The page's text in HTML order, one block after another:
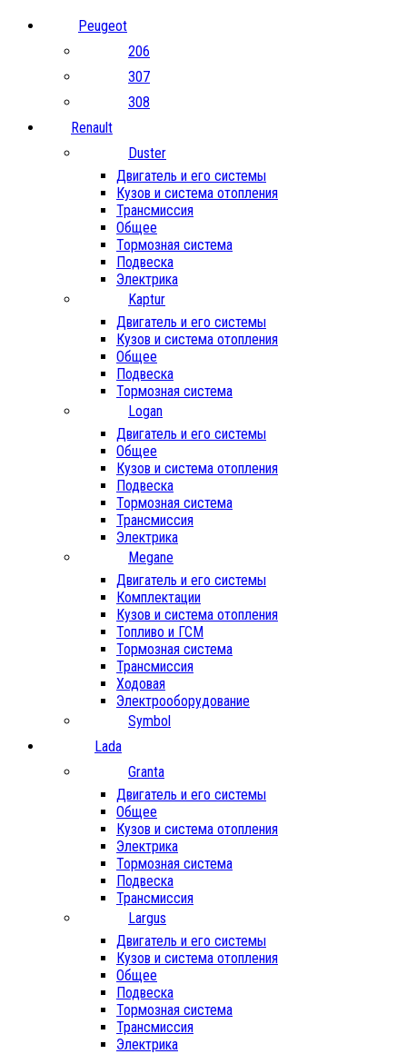
Peugeot
206
307
308
Renault
Duster
Двигатель и его системы
Кузов и система отопления
Трансмиссия
Общее
Тормозная система
Подвеска
Электрика
Kaptur
Двигатель и его системы
Кузов и система отопления
Общее
Подвеска
Тормозная система
Logan
Двигатель и его системы
Общее
Кузов и система отопления
Подвеска
Тормозная система
Трансмиссия
Электрика
Megane
Двигатель и его системы
Комплектации
Кузов и система отопления
Топливо и ГСМ
Тормозная система
Трансмиссия
Ходовая
Электрооборудование
Symbol
Lada
Granta
Двигатель и его системы
Общее
Кузов и система отопления
Электрика
Тормозная система
Подвеска
Трансмиссия
Largus
Двигатель и его системы
Кузов и система отопления
Общее
Подвеска
Тормозная система
Трансмиссия
Электрика